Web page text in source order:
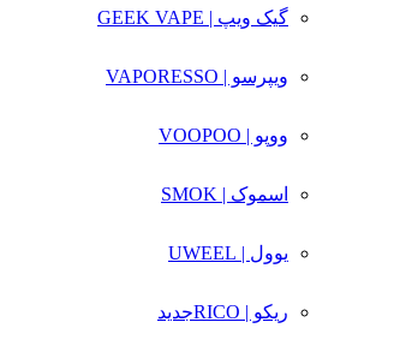
گیک ویپ | GEEK VAPE
ویپرسو | VAPORESSO
ووپو | VOOPOO
اسموک | SMOK
یوول | UWEEL
ریکو | RICO جدید